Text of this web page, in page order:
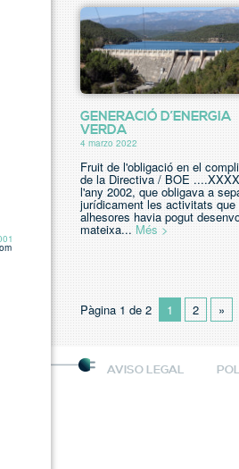
GENERACIÓ D’ENERGIA
VERDA
4 marzo 2022
Fruit de l'obligació en el
de la Directiva / BOE
l'any 2002, que obligava a
jurídicament les activitats que
alhesores havia pogut
mateixa... Més >
Pàgina 1 de 2 1 2 »
AVISO LEGAL